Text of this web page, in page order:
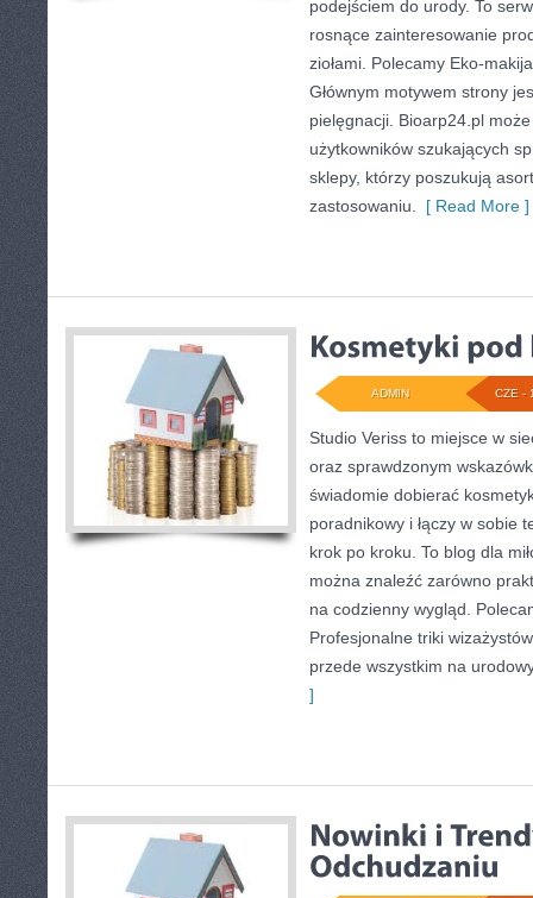
podejściem do urody. To
rosnące zainteresowanie
ziołami. Polecamy Eko-
Głównym motywem strony
pielęgnacji. Bioarp24.pl
użytkowników szukających
sklepy, którzy poszukują
zastosowaniu.
[ Read More ]
CZE -
ADMIN
Studio Veriss to miejsce w
oraz sprawdzonym
świadomie dobierać
poradnikowy i łączy w sobie
krok po kroku. To blog dla
można znaleźć zarówno
na codzienny wygląd.
Profesjonalne triki
przede wszystkim na
]